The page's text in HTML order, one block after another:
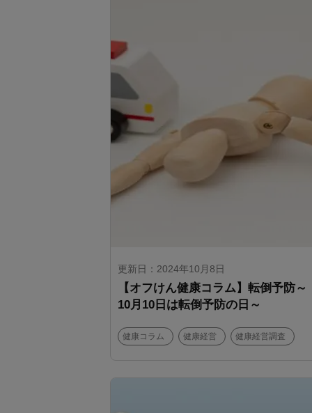
更新日：2024年10月8日
【オフけん健康コラム】転倒予防～
10月10日は転倒予防の日～
健康コラム 健康経営 健康経営調査